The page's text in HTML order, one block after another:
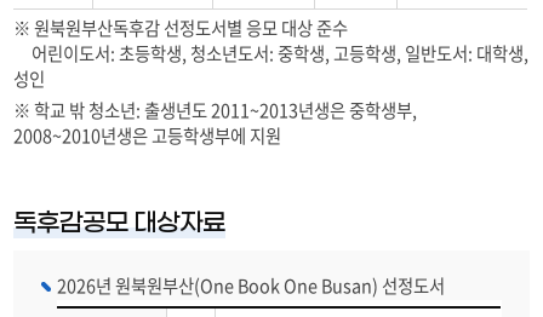
※ 원북원부산독후감 선정도서별 응모 대상 준수
어린이도서: 초등학생, 청소년도서: 중학생, 고등학생, 일반도서: 대학생,
성인
※ 학교 밖 청소년: 출생년도 2011~2013년생은 중학생부,
2008~2010년생은 고등학생부에 지원
독후감공모 대상자료
2026년 원북원부산(One Book One Busan) 선정도서